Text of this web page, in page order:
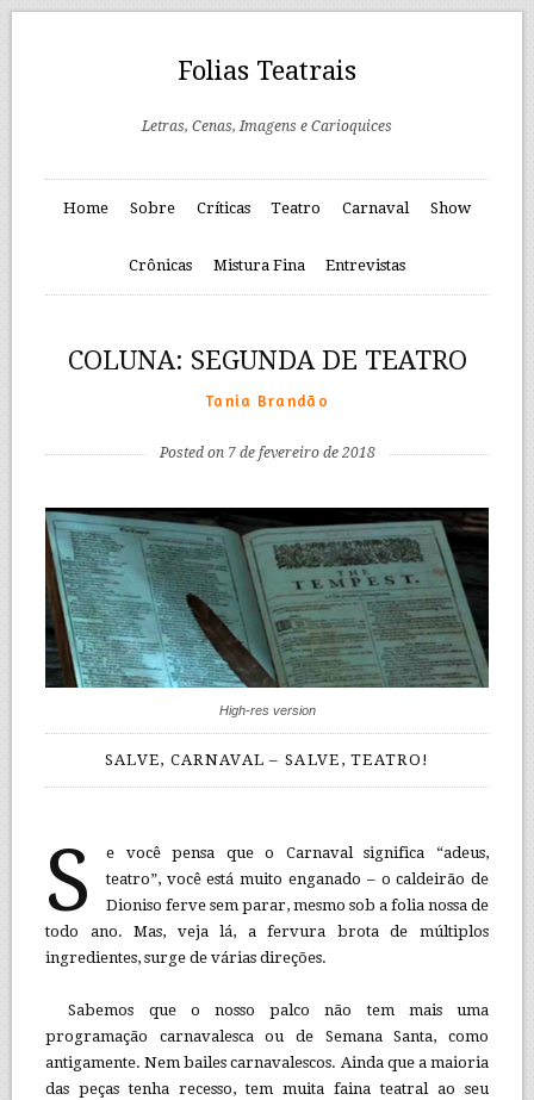
Folias Teatrais
Letras, Cenas, Imagens e Carioquices
Home Sobre Críticas Teatro Carnaval Show
Crônicas Mistura Fina Entrevistas
COLUNA: SEGUNDA DE TEATRO
Tania Brandão
Posted on 7 de fevereiro de 2018
High-res version
SALVE, CARNAVAL – SALVE, TEATRO!
S
e você pensa que o Carnaval significa “adeus,
teatro”, você está muito enganado – o caldeirão de
Dioniso ferve sem parar, mesmo sob a folia nossa de
todo ano. Mas, veja lá, a fervura brota de múltiplos
ingredientes, surge de várias direções.
Sabemos que o nosso palco não tem mais uma
programação carnavalesca ou de Semana Santa, como
antigamente. Nem bailes carnavalescos. Ainda que a maioria
das peças tenha recesso, tem muita faina teatral ao seu